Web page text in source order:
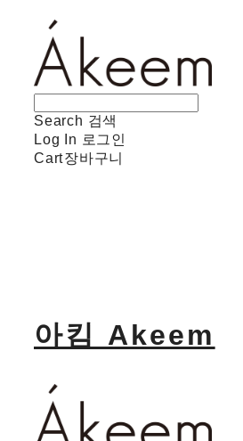
Search 검색
Log In 로그인
Cart장바구니
아킴 Akeem